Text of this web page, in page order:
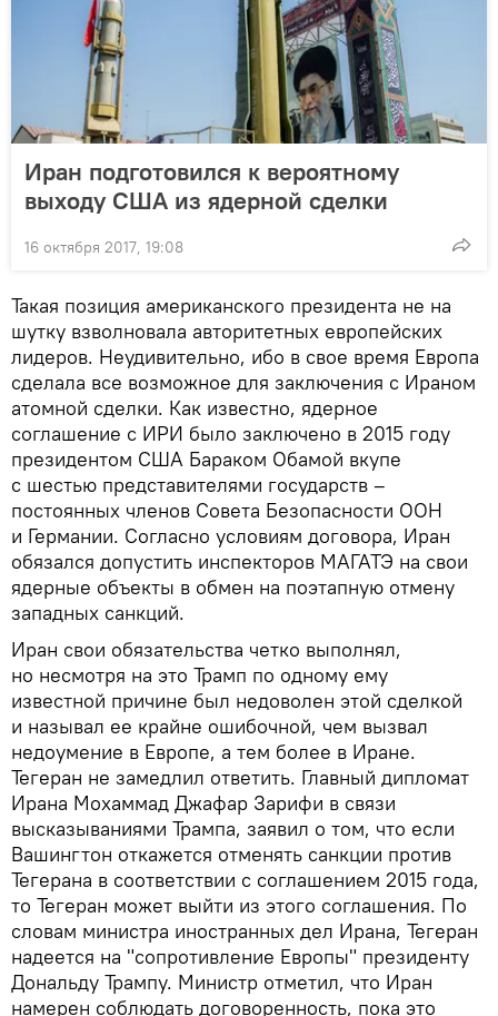
Иран подготовился к вероятному
выходу США из ядерной сделки
16 октября 2017, 19:08
Такая позиция американского президента не на
шутку взволновала авторитетных европейских
лидеров. Неудивительно, ибо в свое время Европа
сделала все возможное для заключения с Ираном
атомной сделки. Как известно, ядерное
соглашение с ИРИ было заключено в 2015 году
президентом США Бараком Обамой вкупе
с шестью представителями государств –
постоянных членов Совета Безопасности ООН
и Германии. Согласно условиям договора, Иран
обязался допустить инспекторов МАГАТЭ на свои
ядерные объекты в обмен на поэтапную отмену
западных санкций.
Иран свои обязательства четко выполнял,
но несмотря на это Трамп по одному ему
известной причине был недоволен этой сделкой
и называл ее крайне ошибочной, чем вызвал
недоумение в Европе, а тем более в Иране.
Тегеран не замедлил ответить. Главный дипломат
Ирана Мохаммад Джафар Зарифи в связи
высказываниями Трампа, заявил о том, что если
Вашингтон откажется отменять санкции против
Тегерана в соответствии с соглашением 2015 года,
то Тегеран может выйти из этого соглашения. По
словам министра иностранных дел Ирана, Тегеран
надеется на "сопротивление Европы" президенту
Дональду Трампу. Министр отметил, что Иран
намерен соблюдать договоренность, пока это